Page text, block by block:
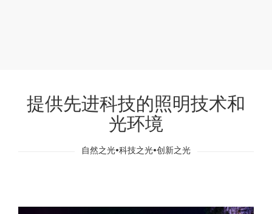
提供先进科技的照明技术和
光环境
自然之光•科技之光•创新之光